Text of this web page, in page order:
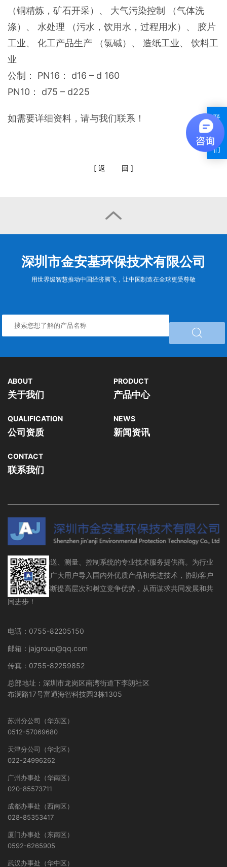
（铜精炼，矿石开采）、 大气污染控制 （气体洗
涤）、 水处理 （污水，饮用水，过程用水）、 胶片
工业、 化工产品生产 （氯碱）、 造纸工业、 饮料工
业
公制： PN16： d16 – d 160
PN10： d75 – d225
如需要详细资料，请与我们联系！
[ 返 回 ]

深圳市金安基环保技术有限公司
用世界级智慧推动中国经济腾飞，让中国制造在全球更受尊敬

ABOUT
关于我们
PRODUCT
产品中心
QUALIFICATION
公司资质
NEWS
新闻资讯
CONTACT
联系我们
流体存储、输送、测量、控制系统的专业技术服务提供商。为行业
设备制造商及广大用户导入国内外优质产品和先进技术，协助客户
在行业领域不断提高层次和树立竞争优势，从而谋求共同发展和共
同进步！
电话：0755-82205150
邮箱：jajgroup@qq.com
传真：0755-82259852
总部地址：深圳市龙岗区南湾街道下李朗社区
布澜路17号富通海智科技园3栋1305
苏州分公司（华东区）
0512-57069680
天津分公司（华北区）
022-24996262
广州办事处（华南区）
020-85573711
成都办事处（西南区）
028-85353417
厦门办事处（东南区）
0592-6265905
武汉办事处（华中区）
联
我
们